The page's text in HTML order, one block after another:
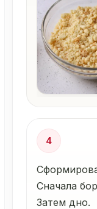
4
Сначала
Затем дно.